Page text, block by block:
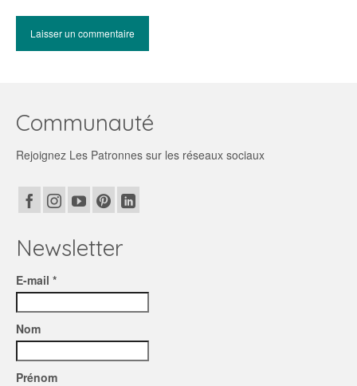
Communauté
Rejoignez Les Patronnes sur les réseaux sociaux
Newsletter
E-mail *
Nom
Prénom